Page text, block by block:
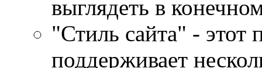
выглядеть в
"Стиль сайта" - этот
поддерживает